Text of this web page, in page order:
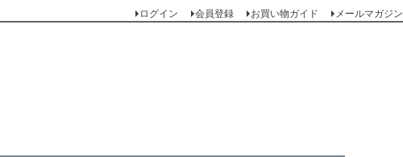
ログイン 会員登録 お買い物ガイド メールマガジン